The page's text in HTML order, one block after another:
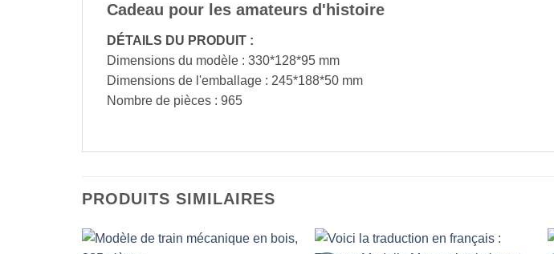
Cadeau pour les amateurs d'histoire
DÉTAILS DU PRODUIT :
Dimensions du modèle : 330*128*95 mm
Dimensions de l'emballage : 245*188*50 mm
Nombre de pièces : 965
PRODUITS SIMILAIRES